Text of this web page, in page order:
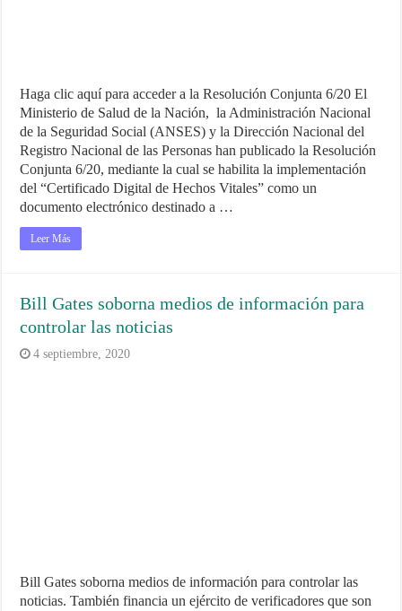
Haga clic aquí para acceder a la Resolución Conjunta 6/20 El
Ministerio de Salud de la Nación, la Administración Nacional
de la Seguridad Social (ANSES) y la Dirección Nacional del
Registro Nacional de las Personas han publicado la Resolución
Conjunta 6/20, mediante la cual se habilita la implementación
del “Certificado Digital de Hechos Vitales” como un
documento electrónico destinado a …
Leer Más
Bill Gates soborna medios de información para
controlar las noticias
4 septiembre, 2020
Bill Gates soborna medios de información para controlar las
noticias. También financia un ejército de verificadores que son